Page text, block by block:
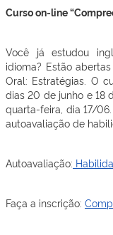
Curso on-line
Você já estudou
idioma? Estão
Oral: Estratégias. O
dias 20 de junho e 18
quarta-feira, dia 17/
autoavaliação de
Autoavaliação:
Faça a inscrição: